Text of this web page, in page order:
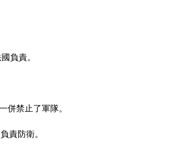
負責。
併禁止了軍隊。
責防衛。